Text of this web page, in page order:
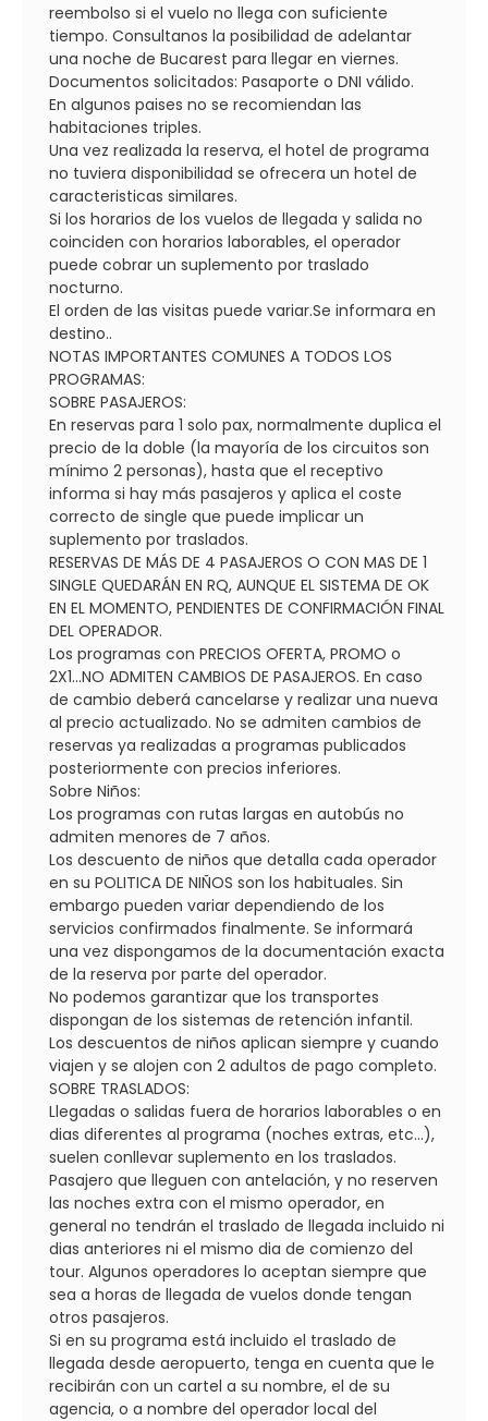
reembolso si el vuelo no llega con suficiente
tiempo. Consultanos la posibilidad de adelantar
una noche de Bucarest para llegar en viernes.
Documentos solicitados: Pasaporte o DNI válido.
En algunos paises no se recomiendan las
habitaciones triples.
Una vez realizada la reserva, el hotel de programa
no tuviera disponibilidad se ofrecera un hotel de
caracteristicas similares.
Si los horarios de los vuelos de llegada y salida no
coinciden con horarios laborables, el operador
puede cobrar un suplemento por traslado
nocturno.
El orden de las visitas puede variar.Se informara en
destino..
NOTAS IMPORTANTES COMUNES A TODOS LOS
PROGRAMAS:
SOBRE PASAJEROS:
En reservas para 1 solo pax, normalmente duplica el
precio de la doble (la mayoría de los circuitos son
mínimo 2 personas), hasta que el receptivo
informa si hay más pasajeros y aplica el coste
correcto de single que puede implicar un
suplemento por traslados.
RESERVAS DE MÁS DE 4 PASAJEROS O CON MAS DE 1
SINGLE QUEDARÁN EN RQ, AUNQUE EL SISTEMA DE OK
EN EL MOMENTO, PENDIENTES DE CONFIRMACIÓN FINAL
DEL OPERADOR.
Los programas con PRECIOS OFERTA, PROMO o
2X1...NO ADMITEN CAMBIOS DE PASAJEROS. En caso
de cambio deberá cancelarse y realizar una nueva
al precio actualizado. No se admiten cambios de
reservas ya realizadas a programas publicados
posteriormente con precios inferiores.
Sobre Niños:
Los programas con rutas largas en autobús no
admiten menores de 7 años.
Los descuento de niños que detalla cada operador
en su POLITICA DE NIÑOS son los habituales. Sin
embargo pueden variar dependiendo de los
servicios confirmados finalmente. Se informará
una vez dispongamos de la documentación exacta
de la reserva por parte del operador.
No podemos garantizar que los transportes
dispongan de los sistemas de retención infantil.
Los descuentos de niños aplican siempre y cuando
viajen y se alojen con 2 adultos de pago completo.
SOBRE TRASLADOS:
Llegadas o salidas fuera de horarios laborables o en
dias diferentes al programa (noches extras, etc...),
suelen conllevar suplemento en los traslados.
Pasajero que lleguen con antelación, y no reserven
las noches extra con el mismo operador, en
general no tendrán el traslado de llegada incluido ni
dias anteriores ni el mismo dia de comienzo del
tour. Algunos operadores lo aceptan siempre que
sea a horas de llegada de vuelos donde tengan
otros pasajeros.
Si en su programa está incluido el traslado de
llegada desde aeropuerto, tenga en cuenta que le
recibirán con un cartel a su nombre, el de su
agencia, o a nombre del operador local del